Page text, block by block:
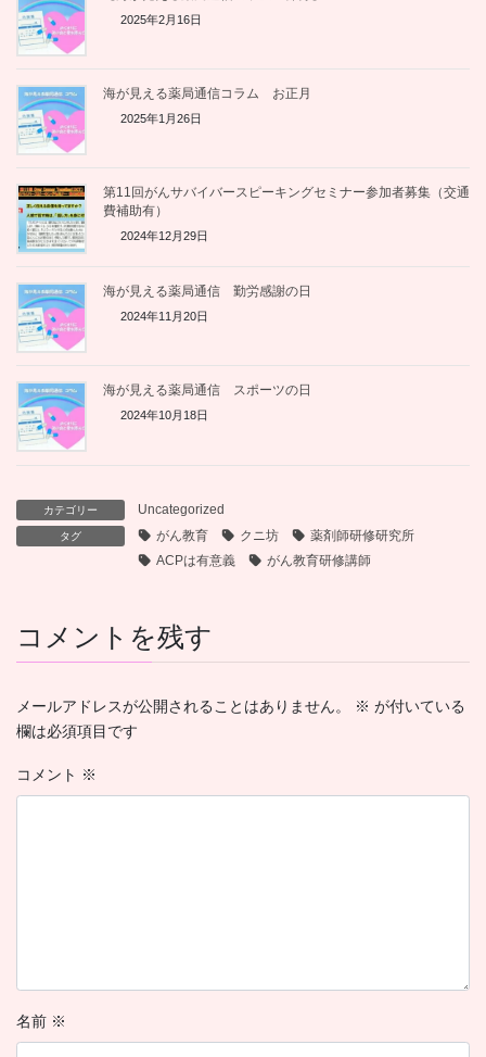
2025年2月16日
海が見える薬局通信コラム お正月
2025年1月26日
第11回がんサバイバースピーキングセミナー参加者募集（交通
費補助有）
2024年12月29日
海が見える薬局通信 勤労感謝の日
2024年11月20日
海が見える薬局通信 スポーツの日
2024年10月18日
カテゴリー Uncategorized
タグ がん教育 クニ坊
薬剤師研修研究所
ACPは有意義
がん教育研修講師
コメントを残す
メールアドレスが公開されることはありません。 ※ が付いている
欄は必須項目です
コメント ※
名前 ※